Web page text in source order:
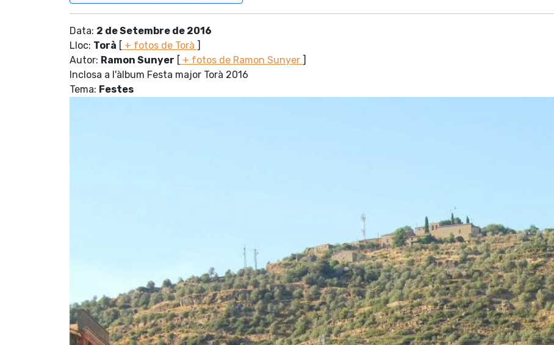
Data: 2 de Setembre de 2016
Lloc: Torà [ + fotos de Torà ]
Autor: Ramon Sunyer [ + fotos de Ramon Sunyer ]
Inclosa a l'àlbum Festa major Torà 2016
Tema: Festes